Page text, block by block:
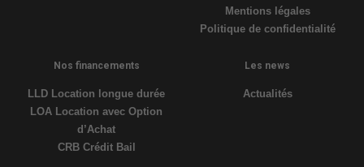
Mentions légales
Politique de confidentialité
Nos financements
LLD Location longue durée
LOA Location avec Option
d’Achat
CRB Crédit Bail
Les news
Actualités